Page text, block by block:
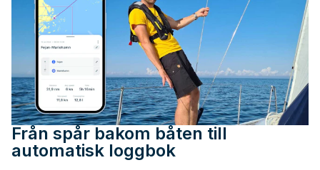
Från spår bakom båten till
automatisk loggbok